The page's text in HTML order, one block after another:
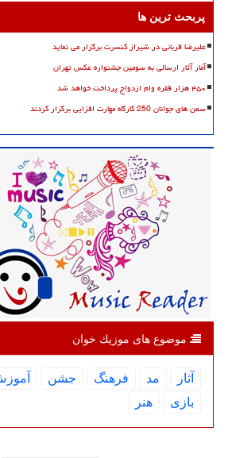
پربحث ترین ها
علیرضا قربانی در شیراز کنسرت برگزار می نماید
آمار آثار ارسالی به سومین جشنواره عکس تهران
۴۵۰ هزار فقره وام ازدواج پرداخت خواهد شد
سمن های جوانان 250 کارگاه مهارت افزایی برگزار کردند
موضوع های موزیك خوان
آثار مد فرهنگ جشن
بازی
هنر